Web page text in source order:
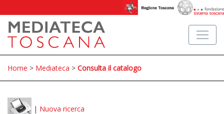
Home > Mediateca > Consulta il catalogo
| Nuova ricerca